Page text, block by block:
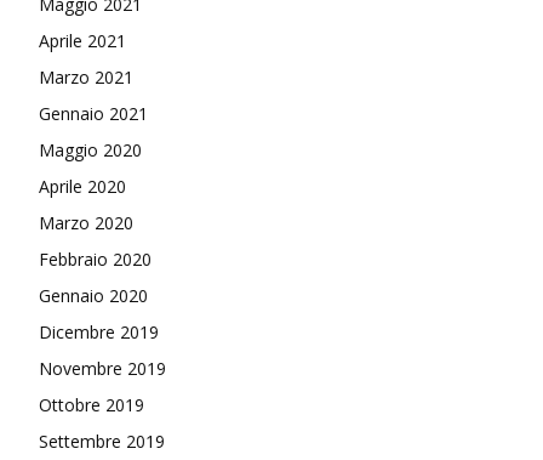
Aprile 2021
Marzo 2021
Gennaio 2021
Maggio 2020
Aprile 2020
Marzo 2020
Febbraio 2020
Gennaio 2020
Dicembre 2019
Novembre 2019
Ottobre 2019
Settembre 2019